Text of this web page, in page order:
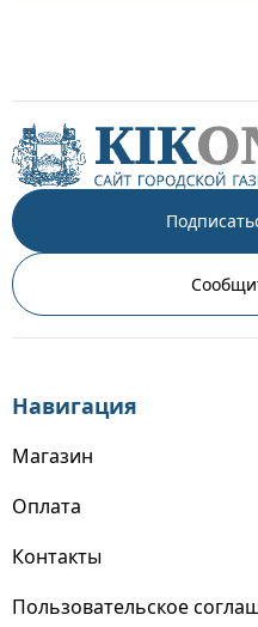
Навигация
Магазин
Оплата
Контакты
Пользовательское